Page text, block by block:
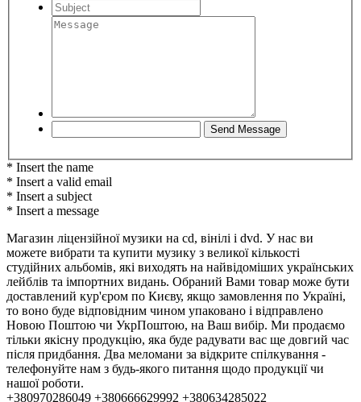
* Insert the name
* Insert a valid email
* Insert a subject
* Insert a message
Магазин ліцензійної музики на cd, вінілі і dvd. У нас ви
можете вибрати та купити музику з великої кількості
студійних альбомів, які виходять на найвідоміших українських
лейблів та імпортних видань. Обраний Вами товар може бути
доставлений кур'єром по Києву, якщо замовлення по Україні,
то воно буде відповідним чином упаковано і відправлено
Новою Поштою чи УкрПоштою, на Ваш вибір. Ми продаємо
тільки якісну продукцію, яка буде радувати вас ще довгий час
після придбання. Два меломани за відкрите спілкування -
телефонуйте нам з будь-якого питання щодо продукції чи
нашої роботи.
+380970286049 +380666629992 +380634285022